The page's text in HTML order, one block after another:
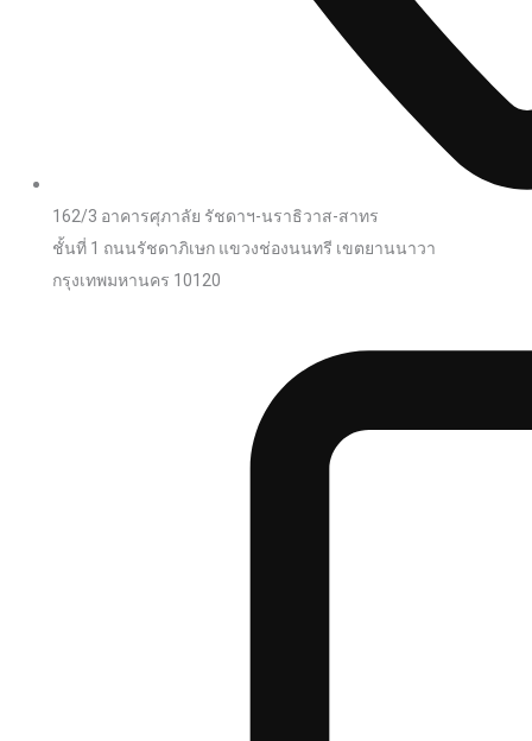
162/3 อาคารศุภาลัย รัชดาฯ-นราธิวาส-สาทร
ชั้นที่ 1 ถนนรัชดาภิเษก แขวงช่องนนทรี เขตยานนาวา
กรุงเทพมหานคร 10120